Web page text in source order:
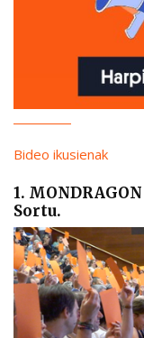
Bideo ikusienak
1.
Sortu.